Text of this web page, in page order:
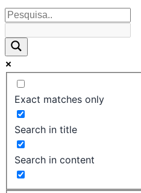
Exact matches only
Search in title
Search in content